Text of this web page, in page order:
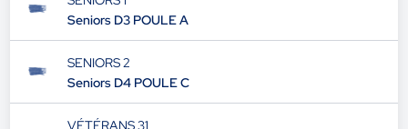
Seniors D3 POULE A
SENIORS 2
Seniors D4 POULE C
VÉTÉRANS 31